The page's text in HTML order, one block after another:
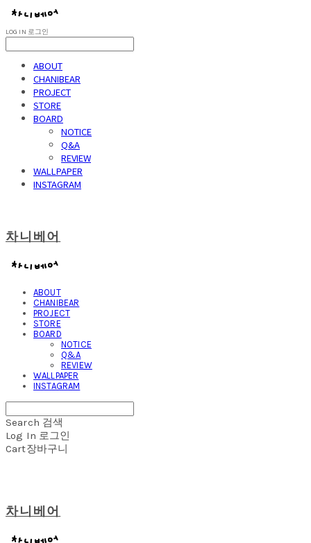
LOG IN 로그인
ABOUT
CHANIBEAR
PROJECT
STORE
BOARD
NOTICE
Q&A
REVIEW
WALLPAPER
INSTAGRAM
차니베어
ABOUT
CHANIBEAR
PROJECT
STORE
BOARD
NOTICE
Q&A
REVIEW
WALLPAPER
INSTAGRAM
Search 검색
Log In 로그인
Cart장바구니
차니베어